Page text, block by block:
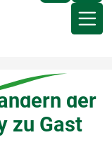
der
zu Gast